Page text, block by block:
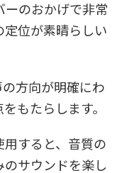
のおかげで非常
位が素晴らしい
方向が明確にわ
もたらします。
用すると、音質の
サウンドを楽し